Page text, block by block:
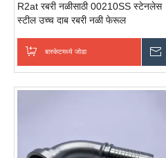
R2at रबरी नळीसाठी 00210SS स्टेनलेस
स्टील उच्च दाब रबरी नळी फेरूल
बास्केटमध्ये जोडा